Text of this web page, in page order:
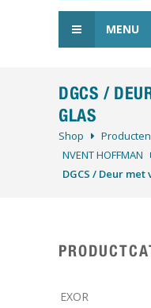
MENU
DGCS /
GLAS
Shop Producten
NVENT HOFFMAN
DGCS / Deur
EXOR